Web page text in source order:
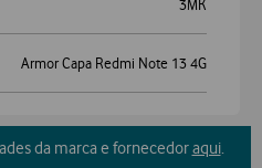
3MK
Armor Capa Redmi Note 13 4G
da marca e fornecedoraqui.